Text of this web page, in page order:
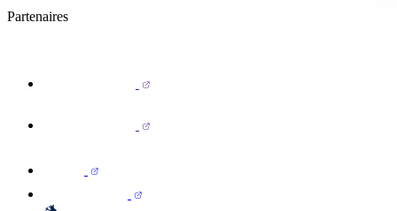
Partenaires